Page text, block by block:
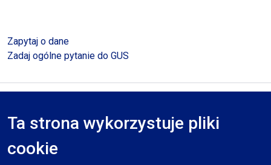
Ta strona wykorzystuje pliki
cookie
Zapytaj o dane
Zadaj ogólne pytanie do GUS
RODO